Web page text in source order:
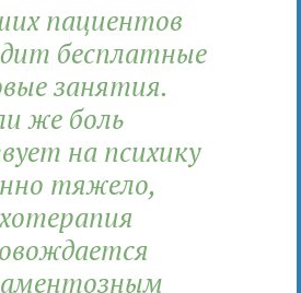
пациентов
бесплатные
занятия.
же боль
на психику
тяжело,